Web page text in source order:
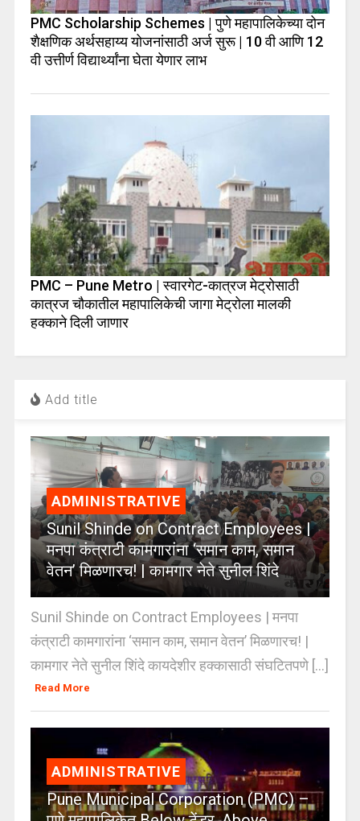
PMC Scholarship Schemes | पुणे महापालिकेच्या दोन
शैक्षणिक अर्थसहाय्य योजनांसाठी अर्ज सुरू | 10 वी आणि 12
वी उत्तीर्ण विद्यार्थ्यांना घेता येणार लाभ
PMC – Pune Metro | स्वारगेट-कात्रज मेट्रोसाठी
कात्रज चौकातील महापालिकेची जागा मेट्रोला मालकी
हक्काने दिली जाणार
Add title
ADMINISTRATIVE
Sunil Shinde on Contract Employees |
मनपा कंत्राटी कामगारांना ‘समान काम, समान
वेतन’ मिळणारच! | कामगार नेते सुनील शिंदे
Sunil Shinde on Contract Employees | मनपा
कंत्राटी कामगारांना ‘समान काम, समान वेतन’ मिळणारच! |
कामगार नेते सुनील शिंदे कायदेशीर हक्कासाठी संघटितपणे [...]
Read More
ADMINISTRATIVE
Pune Municipal Corporation (PMC) –